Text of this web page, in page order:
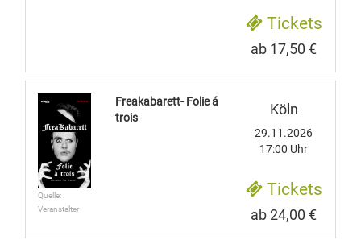
Tickets
ab 17,50 €
Quelle:
Veranstalter
Freakabarett- Folie á
trois
Köln
29.11.2026
17:00 Uhr
Tickets
ab 24,00 €